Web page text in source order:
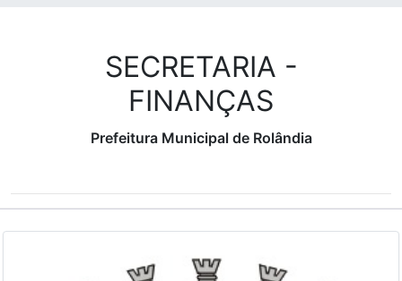
SECRETARIA -
FINANÇAS
Prefeitura Municipal de Rolândia